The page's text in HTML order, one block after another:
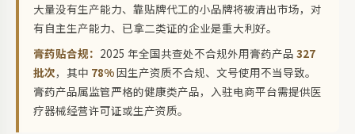
大量没有生产能力、靠贴牌代工的小品牌将被清出市场，对
有自主生产能力、已拿二类证的企业是重大利好。
膏药贴合规： 2025 年全国共查处不合规外用膏药产品 327
批次，其中 78%因生产资质不合规、文号使用不当导致。
膏药产品属监管严格的健康类产品，入驻电商平台需提供医
疗器械经营许可证或生产资质。